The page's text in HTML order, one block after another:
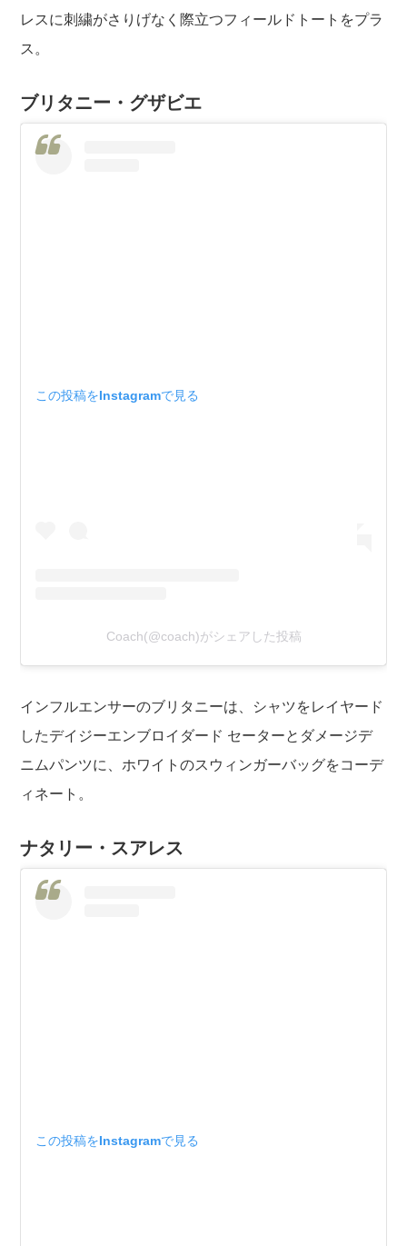
レスに刺繍がさりげなく際立つフィールドトートをプラ
ス。
ブリタニー・グザビエ
この投稿をInstagramで見る
Coach(@coach)がシェアした投稿
インフルエンサーのブリタニーは、シャツをレイヤード
したデイジーエンブロイダード セーターとダメージデ
ニムパンツに、ホワイトのスウィンガーバッグをコーデ
ィネート。
ナタリー・スアレス
この投稿をInstagramで見る